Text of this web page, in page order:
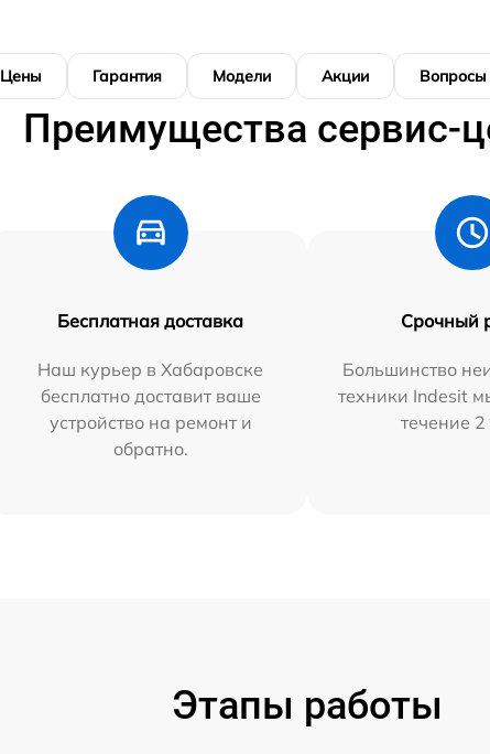
Цены Гарантия Модели Акции Вопросы
Преимущества сервис-
Бесплатная доставка
Наш курьер в Хабаровске
бесплатно доставит ваше
устройство на ремонт и
обратно.
Срочный
Большинство
техники Indesit
течение 2
Этапы работы